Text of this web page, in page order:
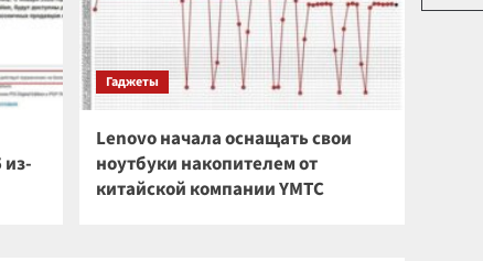
из-
Гаджеты
Lenovo начала оснащать свои
ноутбуки накопителем от
китайской компании YMTC